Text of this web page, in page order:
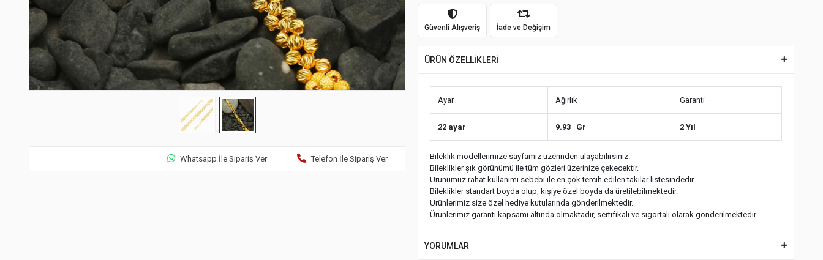
Whatsapp İle Sipariş Ver Telefon İle Sipariş Ver
Güvenli Alışveriş İade ve Değişim
ÜRÜN ÖZELLİKLERİ
Ayar Ağırlık Garanti
22 ayar 9.93 Gr 2 Yıl
Bileklik modellerimize sayfamız üzerinden ulaşabilirsiniz.
Bileklikler şık görünümü ile tüm gözleri üzerinize çekecektir.
Ürünümüz rahat kullanımı sebebi ile en çok tercih edilen takılar listesindedir.
Bileklikler standart boyda olup, kişiye özel boyda da üretilebilmektedir.
Ürünlerimiz size özel hediye kutularında gönderilmektedir.
Ürünlerimiz garanti kapsamı altında olmaktadır, sertifikalı ve sigortalı olarak gönderilmektedir.
YORUMLAR